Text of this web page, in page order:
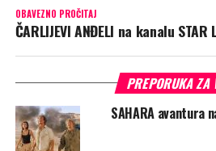
OBAVEZNO PROČITAJ
ČARLIJEVI ANĐELI na kanalu STAR
PREPORUKA ZA
SAHARA avantura